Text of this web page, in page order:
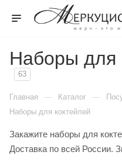
Наборы для
63
Главная — Каталог —
Наборы для коктейлей
Закажите наборы для
Доставка по всей России.